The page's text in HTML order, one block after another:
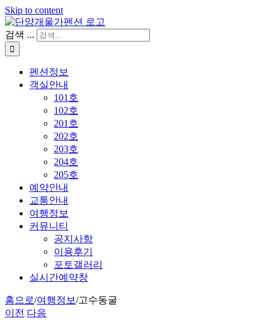
Skip to content
검색 ...
펜션정보
객실안내
101호
102호
201호
202호
203호
204호
205호
예약안내
교통안내
여행정보
커뮤니티
공지사항
이용후기
포토갤러리
실시간예약창
홈으로/여행정보/고수동굴
이전 다음